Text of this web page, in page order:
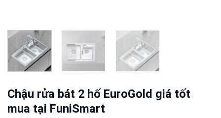
Chậu rửa bát 2 hố EuroGold giá tốt
mua tại FuniSmart